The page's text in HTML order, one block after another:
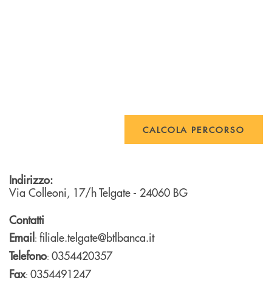
CALCOLA PERCORSO
Indirizzo:
Via Colleoni, 17/hTelgate - 24060 BG
Contatti
Email: filiale.telgate@btlbanca.it
Telefono: 0354420357
Fax: 0354491247